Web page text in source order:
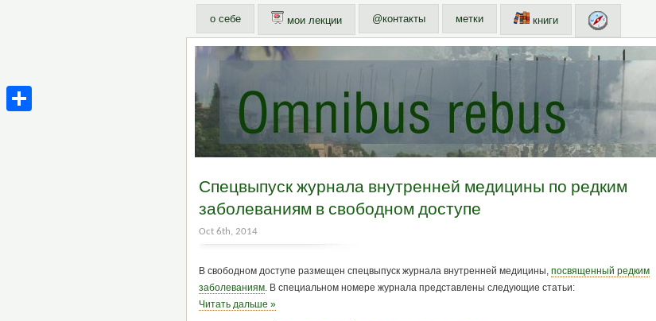
о себе мои лекции @контакты метки книги
Спецвыпуск журнала внутренней медицины по редким
заболеваниям в свободном доступе
Oct 6th, 2014
В свободном доступе размещен спецвыпуск журнала внутренней медицины, посвященный редким
заболеваниям. В специальном номере журнала представлены следующие статьи:
Читать дальше »